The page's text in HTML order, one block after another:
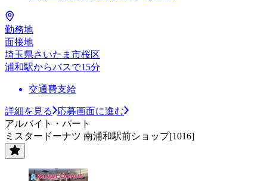
勤務地
面接地
埼玉県さいたま市桜区
浦和駅からバスで15分
交通費支給
詳細を見る
応募画面に進む
アルバイト・パート
ミスタードーナツ 南浦和駅前ショップ[1016]